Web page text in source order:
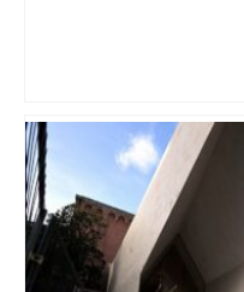
Bilan du marché du
une lueur d'espoir pour
Toulouse ? – Actu.fr